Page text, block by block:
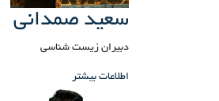
سعید صمدانی
دبیران زیست شناسی
اطلاعات بیشتر